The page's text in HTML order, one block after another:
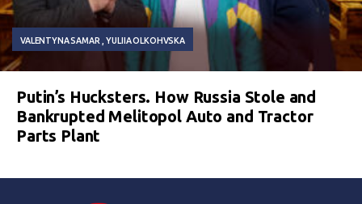
VALENTYNA SAMAR YULIIA OLKOHVSKA
Putin’s Hucksters. How Russia Stole and
Bankrupted Melitopol Auto and Tractor
Parts Plant